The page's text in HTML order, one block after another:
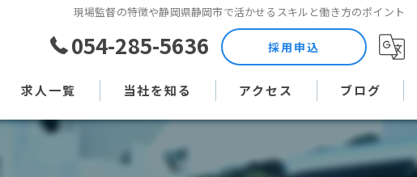
現場監督の特徴や静岡県静岡市で活かせるスキルと働き方のポイント
054-285-5636 採用申込
求人一覧 当社を知る
土木作業員
アクセス ブログ
コラム